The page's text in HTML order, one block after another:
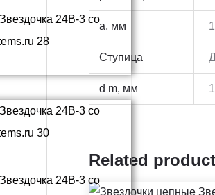
a, мм
Ступица
d m, мм
Related